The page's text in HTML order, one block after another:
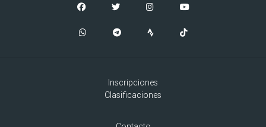
Inscripciones
Clasificaciones